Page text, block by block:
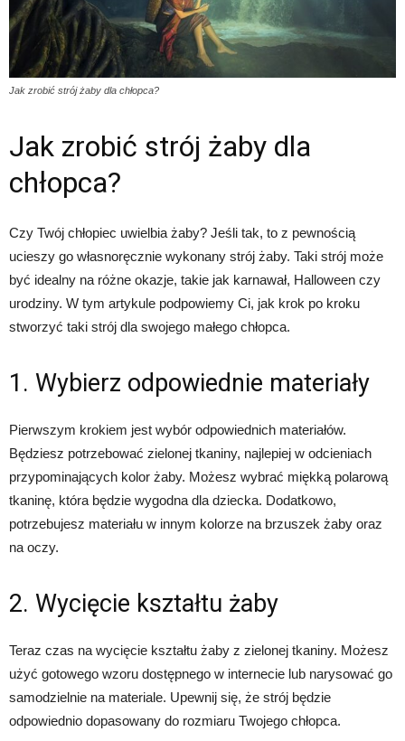
Jak zrobić strój żaby dla chłopca?
Jak zrobić strój żaby dla
chłopca?
Czy Twój chłopiec uwielbia żaby? Jeśli tak, to z pewnością
ucieszy go własnoręcznie wykonany strój żaby. Taki strój może
być idealny na różne okazje, takie jak karnawał, Halloween czy
urodziny. W tym artykule podpowiemy Ci, jak krok po kroku
stworzyć taki strój dla swojego małego chłopca.
1. Wybierz odpowiednie materiały
Pierwszym krokiem jest wybór odpowiednich materiałów.
Będziesz potrzebować zielonej tkaniny, najlepiej w odcieniach
przypominających kolor żaby. Możesz wybrać miękką polarową
tkaninę, która będzie wygodna dla dziecka. Dodatkowo,
potrzebujesz materiału w innym kolorze na brzuszek żaby oraz
na oczy.
2. Wycięcie kształtu żaby
Teraz czas na wycięcie kształtu żaby z zielonej tkaniny. Możesz
użyć gotowego wzoru dostępnego w internecie lub narysować go
samodzielnie na materiale. Upewnij się, że strój będzie
odpowiednio dopasowany do rozmiaru Twojego chłopca.